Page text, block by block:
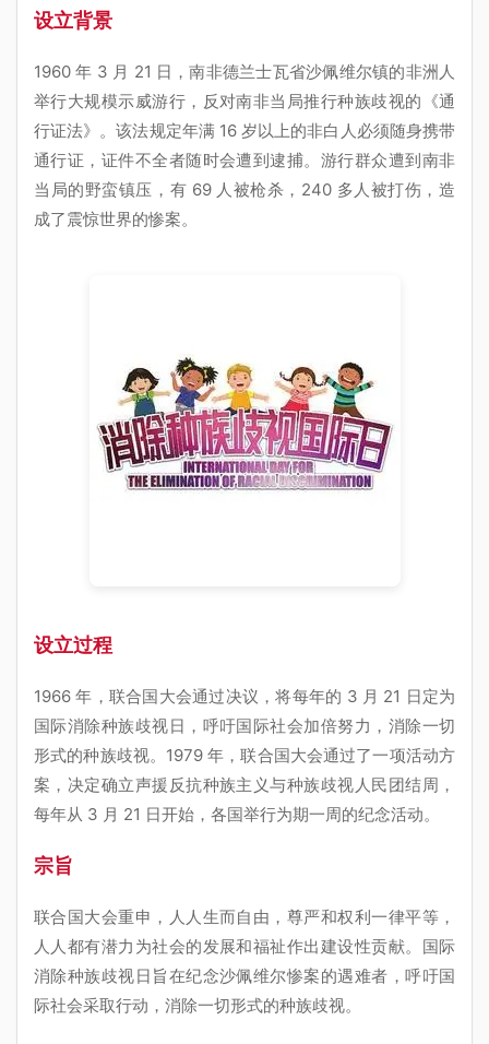
设立背景
1960 年 3 月 21 日，南非德兰士瓦省沙佩维尔镇的非洲人
举行大规模示威游行，反对南非当局推行种族歧视的《通
行证法》。该法规定年满 16 岁以上的非白人必须随身携带
通行证，证件不全者随时会遭到逮捕。游行群众遭到南非
当局的野蛮镇压，有 69 人被枪杀，240 多人被打伤，造
成了震惊世界的惨案。
设立过程
1966 年，联合国大会通过决议，将每年的 3 月 21 日定为
国际消除种族歧视日，呼吁国际社会加倍努力，消除一切
形式的种族歧视。1979 年，联合国大会通过了一项活动方
案，决定确立声援反抗种族主义与种族歧视人民团结周，
每年从 3 月 21 日开始，各国举行为期一周的纪念活动。
宗旨
联合国大会重申，人人生而自由，尊严和权利一律平等，
人人都有潜力为社会的发展和福祉作出建设性贡献。国际
消除种族歧视日旨在纪念沙佩维尔惨案的遇难者，呼吁国
际社会采取行动，消除一切形式的种族歧视。